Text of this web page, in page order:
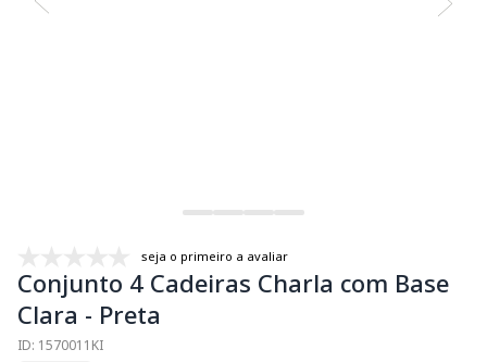
seja o primeiro a avaliar
Conjunto 4 Cadeiras Charla com Base
Clara - Preta
ID: 1570011KI